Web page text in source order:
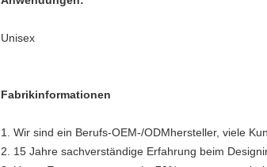
Unisex
Fabrikinformationen
1. Wir sind ein Berufs-OEM-/ODMhersteller, viele
2. 15 Jahre sachverständige Erfahrung beim